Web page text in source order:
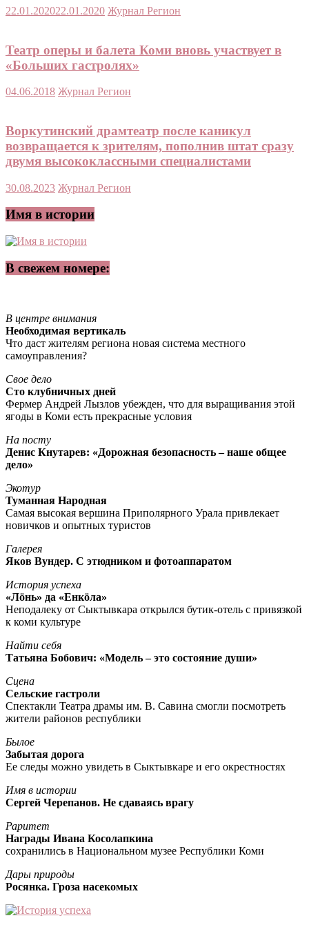
22.01.202022.01.2020 Журнал Регион
Театр оперы и балета Коми вновь участвует в
«Больших гастролях»
04.06.2018 Журнал Регион
Воркутинский драмтеатр после каникул
возвращается к зрителям, пополнив штат сразу
двумя высококлассными специалистами
30.08.2023 Журнал Регион
Имя в истории
В свежем номере:
В центре внимания
Необходимая вертикаль
Что даст жителям региона новая система местного
самоуправления?
Свое дело
Сто клубничных дней
Фермер Андрей Лызлов убежден, что для выращивания этой
ягоды в Коми есть прекрасные условия
На посту
Денис Кнутарев: «Дорожная безопасность – наше общее
дело»
Экотур
Туманная Народная
Самая высокая вершина Приполярного Урала привлекает
новичков и опытных туристов
Галерея
Яков Вундер. С этюдником и фотоаппаратом
История успеха
«Лöнь» да «Енкöла»
Неподалеку от Сыктывкара открылся бутик-отель с привязкой
к коми культуре
Найти себя
Татьяна Бобович: «Модель – это состояние души»
Сцена
Сельские гастроли
Спектакли Театра драмы им. В. Савина смогли посмотреть
жители районов республики
Былое
Забытая дорога
Ее следы можно увидеть в Сыктывкаре и его окрестностях
Имя в истории
Сергей Черепанов. Не сдаваясь врагу
Раритет
Награды Ивана Косолапкина
сохранились в Национальном музее Республики Коми
Дары природы
Росянка. Гроза насекомых